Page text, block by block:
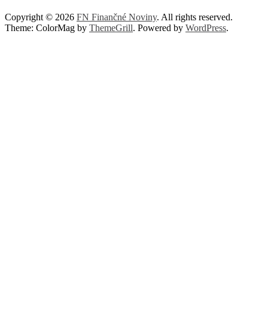
Copyright © 2026 FN Finančné Noviny. All rights reserved.
Theme: ColorMag by ThemeGrill. Powered by WordPress.